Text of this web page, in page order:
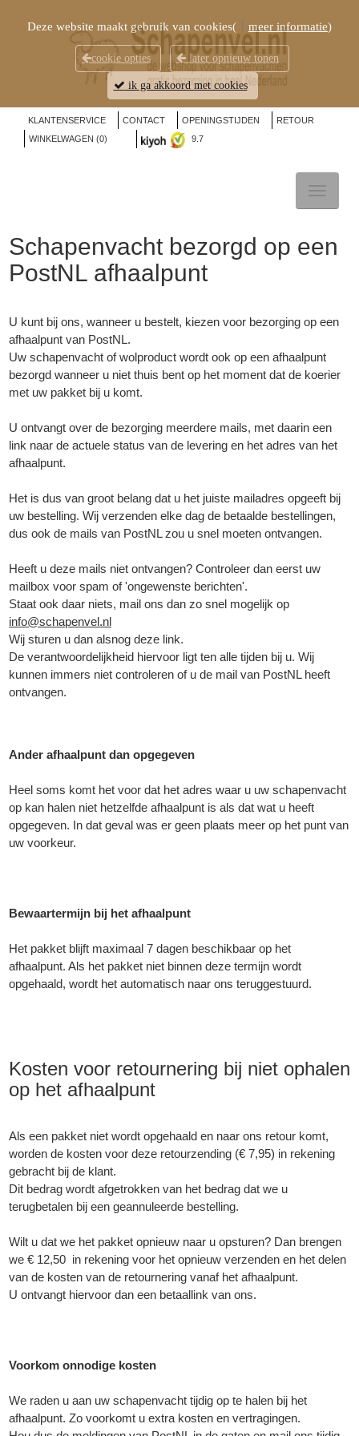
KLANTENSERVICE CONTACT OPENINGSTIJDEN
RETOUR
WINKELWAGEN (0) 9.7
Schapenvacht bezorgd op een
PostNL afhaalpunt
U kunt bij ons, wanneer u bestelt, kiezen voor bezorging op een
afhaalpunt van PostNL.
Uw schapenvacht of wolproduct wordt ook op een afhaalpunt
bezorgd wanneer u niet thuis bent op het moment dat de koerier
met uw pakket bij u komt.
U ontvangt over de bezorging meerdere mails, met daarin een
link naar de actuele status van de levering en het adres van het
afhaalpunt.
Het is dus van groot belang dat u het juiste mailadres opgeeft bij
uw bestelling. Wij verzenden elke dag de betaalde bestellingen,
dus ook de mails van PostNL zou u snel moeten ontvangen.
Heeft u deze mails niet ontvangen? Controleer dan eerst uw
mailbox voor spam of 'ongewenste berichten'.
Staat ook daar niets, mail ons dan zo snel mogelijk op
info@schapenvel.nl
Wij sturen u dan alsnog deze link.
De verantwoordelijkheid hiervoor ligt ten alle tijden bij u. Wij
kunnen immers niet controleren of u de mail van PostNL heeft
ontvangen.
Ander afhaalpunt dan opgegeven
Heel soms komt het voor dat het adres waar u uw schapenvacht
op kan halen niet hetzelfde afhaalpunt is als dat wat u heeft
opgegeven. In dat geval was er geen plaats meer op het punt van
uw voorkeur.
Bewaartermijn bij het afhaalpunt
Het pakket blijft maximaal 7 dagen beschikbaar op het
afhaalpunt. Als het pakket niet binnen deze termijn wordt
opgehaald, wordt het automatisch naar ons teruggestuurd.
Kosten voor retournering bij niet ophalen
op het afhaalpunt
Als een pakket niet wordt opgehaald en naar ons retour komt,
worden de kosten voor deze retourzending (€ 7,95) in rekening
gebracht bij de klant.
Dit bedrag wordt afgetrokken van het bedrag dat we u
terugbetalen bij een geannuleerde bestelling.
Wilt u dat we het pakket opnieuw naar u opsturen? Dan brengen
we € 12,50 in rekening voor het opnieuw verzenden en het delen
van de kosten van de retournering vanaf het afhaalpunt.
U ontvangt hiervoor dan een betaallink van ons.
Voorkom onnodige kosten
We raden u aan uw schapenvacht tijdig op te halen bij het
afhaalpunt. Zo voorkomt u extra kosten en vertragingen.
Deze website maakt gebruik van cookies( meer informatie)
cookie opties later opnieuw tonen
ik ga akkoord met cookies